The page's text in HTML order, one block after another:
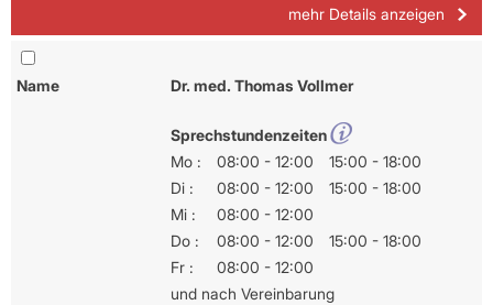
mehr Details anzeigen
Name Dr. med. Thomas Vollmer
Sprechstundenzeiten
Mo :
08:00 - 12:00
15:00 - 18:00
Di :
08:00 - 12:00
15:00 - 18:00
Mi :
08:00 - 12:00
Do :
08:00 - 12:00
15:00 - 18:00
Fr :
08:00 - 12:00
und nach Vereinbarung